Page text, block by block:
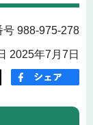
号 988-975-278
2025年7月7日